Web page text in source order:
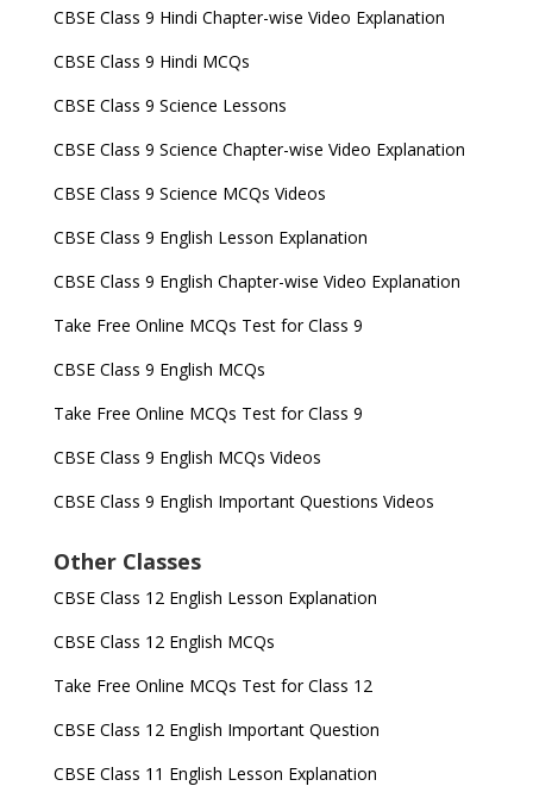
CBSE Class 9 Hindi Chapter-wise Video Explanation
CBSE Class 9 Hindi MCQs
CBSE Class 9 Science Lessons
CBSE Class 9 Science Chapter-wise Video Explanation
CBSE Class 9 Science MCQs Videos
CBSE Class 9 English Lesson Explanation
CBSE Class 9 English Chapter-wise Video Explanation
Take Free Online MCQs Test for Class 9
CBSE Class 9 English MCQs
Take Free Online MCQs Test for Class 9
CBSE Class 9 English MCQs Videos
CBSE Class 9 English Important Questions Videos
Other Classes
CBSE Class 12 English Lesson Explanation
CBSE Class 12 English MCQs
Take Free Online MCQs Test for Class 12
CBSE Class 12 English Important Question
CBSE Class 11 English Lesson Explanation